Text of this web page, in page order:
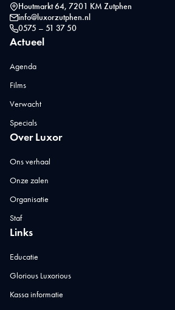
Houtmarkt 64, 7201 KM Zutphen
info@luxorzutphen.nl
0575 – 51 37 50
Actueel
Agenda
Films
Verwacht
Specials
Over Luxor
Ons verhaal
Onze zalen
Organisatie
Staf
Links
Educatie
Glorious Luxorious
Kassa informatie